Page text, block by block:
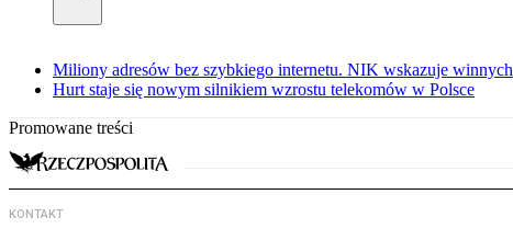
Miliony adresów bez szybkiego internetu. NIK wskazuje winnych
Hurt staje się nowym silnikiem wzrostu telekomów w Polsce
Promowane treści
KONTAKT